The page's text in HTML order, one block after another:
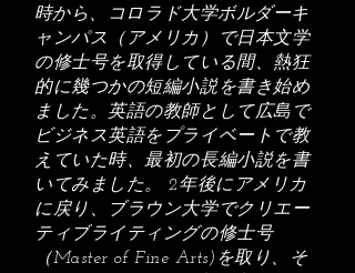
時から、
コロラド大学ボルダーキ
ャンパス（アメリカ）で日本文学
の修士号を取得している間、熱狂
的に幾つかの短編小説を書き始め
ました。英語の教師として広島で
ビジネス英語をプライベートで教
えていた時、最初の長編小説を書
いてみました。 2年後にアメリカ
に戻り、ブラウン大学でクリエー
ティブライティングの修士号
（Master of Fine Arts)を取り、そ